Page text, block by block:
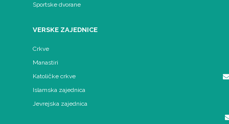
Sportske dvorane
VERSKE ZAJEDNICE
Crkve
Manastiri
Katoličke crkve
Islamska zajednica
Jevrejska zajednica